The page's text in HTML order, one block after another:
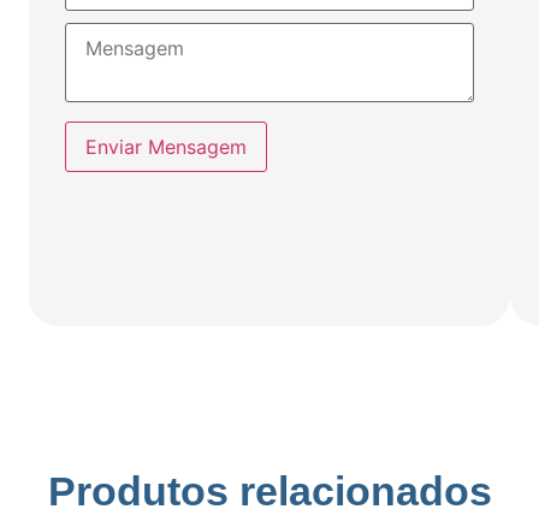
Enviar Mensagem
Produtos relacionados